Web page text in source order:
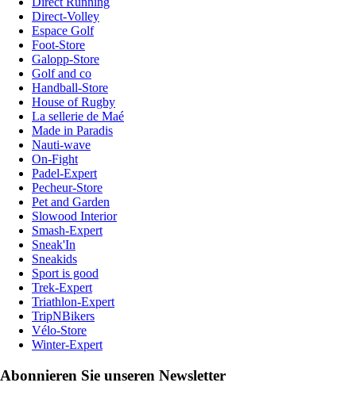
Direct-Volley
Espace Golf
Foot-Store
Galopp-Store
Golf and co
Handball-Store
House of Rugby
La sellerie de Maé
Made in Paradis
Nauti-wave
On-Fight
Padel-Expert
Pecheur-Store
Pet and Garden
Slowood Interior
Smash-Expert
Sneak'In
Sneakids
Sport is good
Trek-Expert
Triathlon-Expert
TripNBikers
Vélo-Store
Winter-Expert
Abonnieren Sie unseren Newsletter